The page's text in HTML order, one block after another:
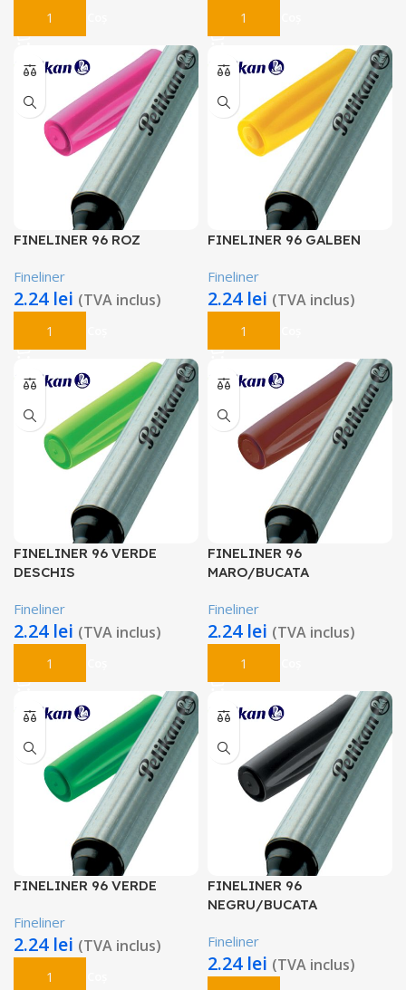
Adaugă În Coș Adaugă În Coș
FINELINER 96 ROZ
Fineliner
2.24 lei (TVA inclus)
Adaugă În Coș
FINELINER 96 GALBEN
Fineliner
2.24 lei (TVA inclus)
Adaugă În Coș
FINELINER 96 VERDE
DESCHIS
Fineliner
2.24 lei (TVA inclus)
Adaugă În Coș
FINELINER 96
MARO/BUCATA
Fineliner
2.24 lei (TVA inclus)
Adaugă În Coș
FINELINER 96 VERDE
Fineliner
2.24 lei (TVA inclus)
Adaugă În Coș
FINELINER 96
NEGRU/BUCATA
Fineliner
2.24 lei (TVA inclus)